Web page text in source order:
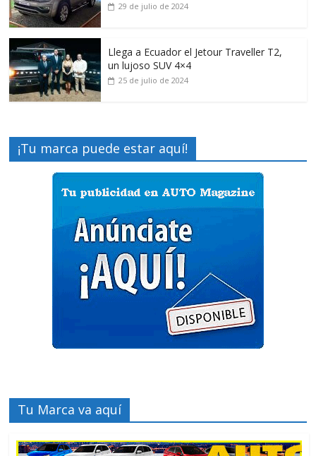
29 de julio de 2024
Llega a Ecuador el Jetour Traveller T2,
un lujoso SUV 4×4
25 de julio de 2024
¡Tu marca puede estar aquí!
Tu Marca va aquí